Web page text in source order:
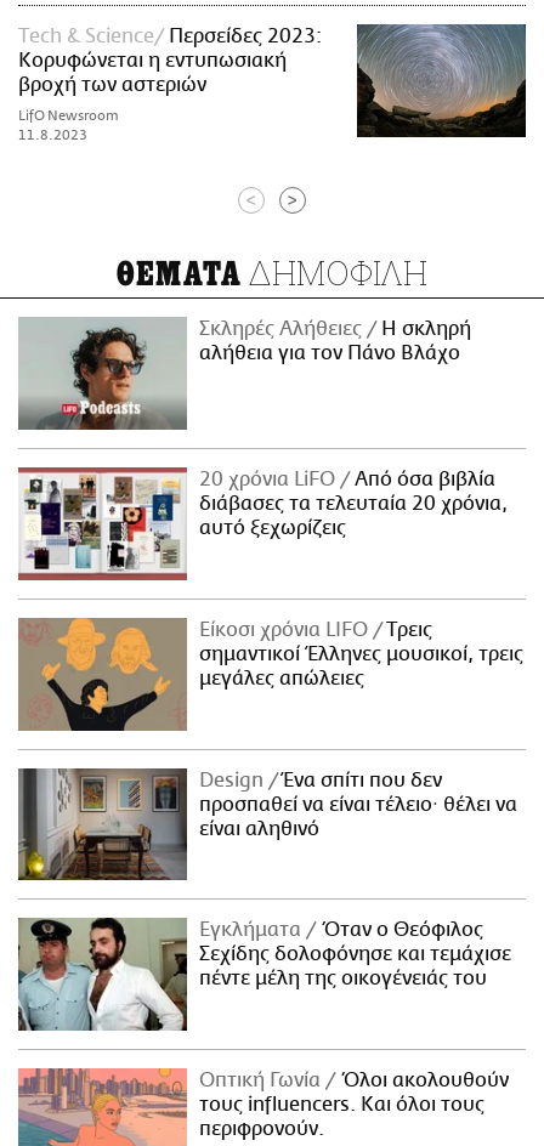
Τech & Science
Περσείδες 2023:
Κορυφώνεται η εντυπωσιακή
βροχή των αστεριών
LifO Newsroom
11.8.2023
< >
ΘΕΜΑΤΑ ΔΗΜΟΦΙΛΗ
Σκληρές Αλήθειες
H σκληρή
αλήθεια για τον Πάνο Βλάχο
20 χρόνια LiFO
Από όσα βιβλία
διάβασες τα τελευταία 20 χρόνια,
αυτό ξεχωρίζεις
Είκοσι χρόνια LIFO
Tρεις
σημαντικοί Έλληνες μουσικοί, τρεις
μεγάλες απώλειες
Design
Ένα σπίτι που δεν
προσπαθεί να είναι τέλειο· θέλει να
είναι αληθινό
Εγκλήματα
Όταν ο Θεόφιλος
Σεχίδης δολοφόνησε και τεμάχισε
πέντε μέλη της οικογένειάς του
Οπτική Γωνία
Όλοι ακολουθούν
τους influencers. Και όλοι τους
περιφρονούν.